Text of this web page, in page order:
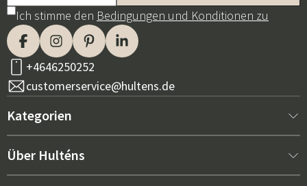
Ich stimme den Bedingungen und Konditionen zu
+4646250252
customerservice@hultens.de
Kategorien
Neu bei uns
Über Hulténs